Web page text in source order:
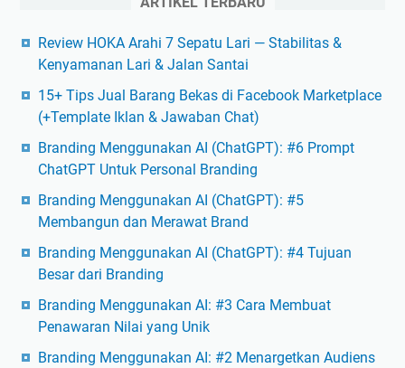
Review HOKA Arahi 7 Sepatu Lari — Stabilitas &
Kenyamanan Lari & Jalan Santai
15+ Tips Jual Barang Bekas di Facebook Marketplace
(+Template Iklan & Jawaban Chat)
Branding Menggunakan AI (ChatGPT): #6 Prompt
ChatGPT Untuk Personal Branding
Branding Menggunakan AI (ChatGPT): #5
Membangun dan Merawat Brand
Branding Menggunakan AI (ChatGPT): #4 Tujuan
Besar dari Branding
Branding Menggunakan AI: #3 Cara Membuat
Penawaran Nilai yang Unik
Branding Menggunakan AI: #2 Menargetkan Audiens